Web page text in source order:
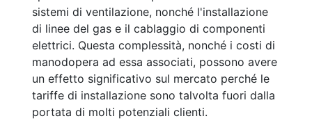
sistemi di ventilazione, nonché l'installazione
di linee del gas e il cablaggio di componenti
elettrici. Questa complessità, nonché i costi di
manodopera ad essa associati, possono avere
un effetto significativo sul mercato perché le
tariffe di installazione sono talvolta fuori dalla
portata di molti potenziali clienti.